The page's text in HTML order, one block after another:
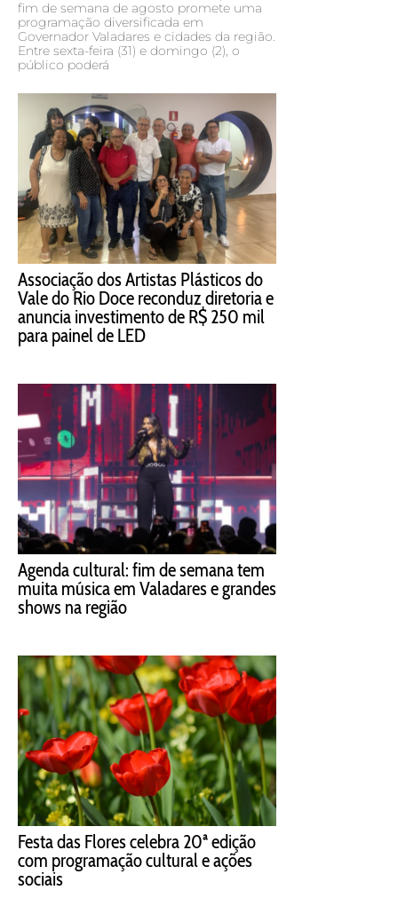
fim de semana de agosto promete uma
programação diversificada em
Governador Valadares e cidades da região.
Entre sexta-feira (31) e domingo (2), o
público poderá
Associação dos Artistas Plásticos do
Vale do Rio Doce reconduz diretoria e
anuncia investimento de R$ 250 mil
para painel de LED
Agenda cultural: fim de semana tem
muita música em Valadares e grandes
shows na região
Festa das Flores celebra 20ª edição
com programação cultural e ações
sociais